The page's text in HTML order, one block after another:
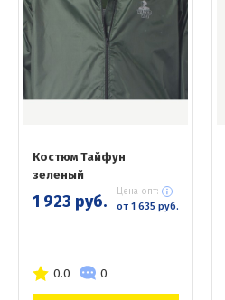
Костюм Тайфун
зеленый
1 923 руб. Цена опт:
от 1 635 руб.
0.0 0